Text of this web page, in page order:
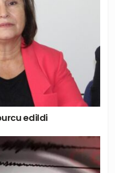
edildi